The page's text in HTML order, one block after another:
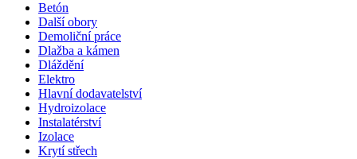
Betón
Další obory
Demoliční práce
Dlažba a kámen
Dláždění
Elektro
Hlavní dodavatelství
Hydroizolace
Instalatérství
Izolace
Krytí střech